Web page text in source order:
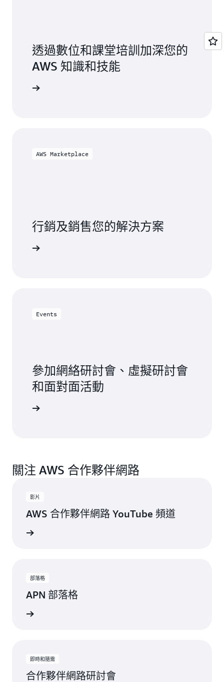
透過數位和課堂培訓加深您的
AWS 知識和技能
AWS Marketplace
行銷及銷售您的解決方案
Events
參加網絡研討會、虛擬研討會
和面對面活動
關注 AWS 合作夥伴網路
影片
AWS 合作夥伴網路 YouTube 頻道
部落格
APN 部落格
即時和隨需
合作夥伴網路研討會